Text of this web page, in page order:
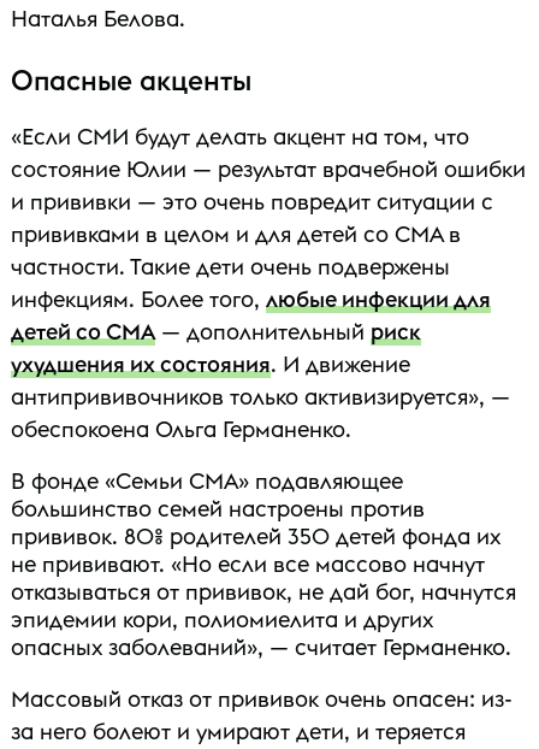
Наталья Белова.
Опасные акценты
«Если СМИ будут делать акцент на том, что
состояние Юлии — результат врачебной ошибки
и прививки — это очень повредит ситуации с
прививками в целом и для детей со СМА в
частности. Такие дети очень подвержены
инфекциям. Более того, любые инфекции для
детей со СМА— дополнительный риск
ухудшения их состояния. И движение
антипрививочников только активизируется», —
обеспокоена Ольга Германенко.
В фонде «Семьи СМА» подавляющее
большинство семей настроены против
прививок. 80% родителей 350 детей фонда их
не прививают. «Но если все массово начнут
отказываться от прививок, не дай бог, начнутся
эпидемии кори, полиомиелита и других
опасных заболеваний», — считает Германенко.
Массовый отказ от прививок очень опасен: из-
за него болеют и умирают дети, и теряется